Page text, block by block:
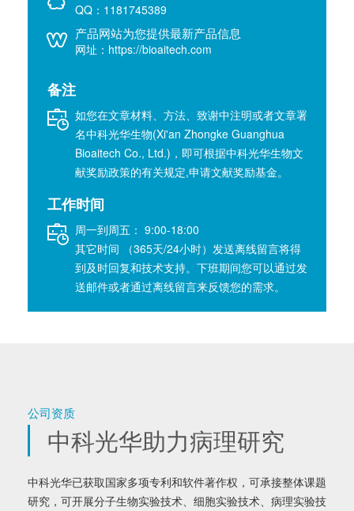
QQ：1181745389
产品网站为您提供最新产品信息
网址：https://bioaitech.com
备注
如您在文章材料、方法、致谢中注明或者文章署
名中科光华生物(Xi'an Zhongke Guanghua
Bioaitech Co., Ltd.)，即可根据中科光华生物文
献奖励政策的有关规定,申请文献奖励基金。
工作时间
周一到周五： 9:00-18:00
其它时间 （365天/24小时）发送离线留言将得
到及时回复和技术支持。下班期间您可以通过发
送邮件或者通过离线留言来反馈您的需求。
公司资质
中科光华助力病理研究
中科光华已获取国家多项专利和软件著作权，可承接整体课题
研究，可开展分子生物实验技术、细胞实验技术、病理实验技